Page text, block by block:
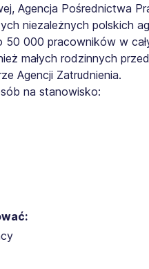
Agencja Pośrednictwa
niezależnych polskich
50 000 pracowników w
małych rodzinnych
Agencji Zatrudnienia.
na stanowisko: